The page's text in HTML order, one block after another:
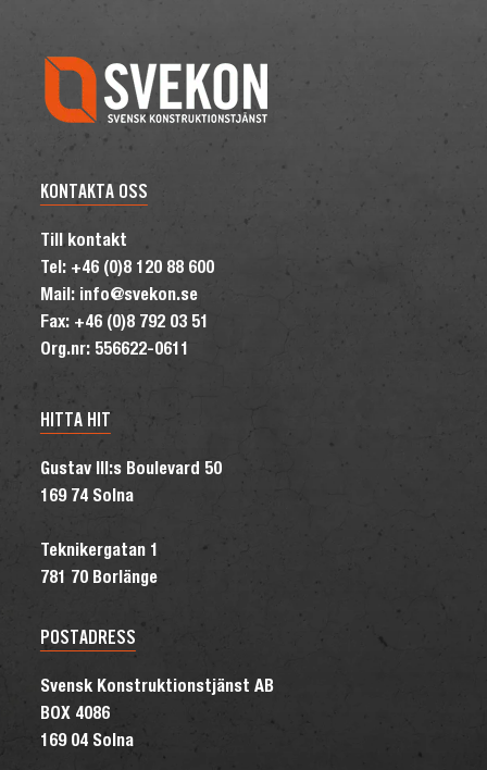
KONTAKTA OSS
Till kontakt
Tel: +46 (0)8 120 88 600
Mail: info@svekon.se
Fax: +46 (0)8 792 03 51
Org.nr: 556622-0611
HITTA HIT
Gustav III:s Boulevard 50
169 74 Solna
Teknikergatan 1
781 70 Borlänge
POSTADRESS
Svensk Konstruktionstjänst AB
BOX 4086
169 04 Solna